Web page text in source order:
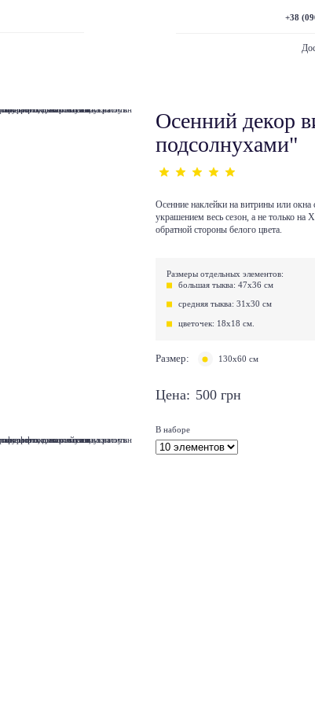
+38
Осенний декор
подсолнухами"
Осенние наклейки на витрины или
украшением весь сезон, а не только
обратной стороны белого цвета.
Размеры отдельных элементов:
большая тыква: 47х36 см
средняя тыква: 31х30 см
цветочек: 18х18 см.
Размер: 130х60 см
Цена: 500 грн
В наборе